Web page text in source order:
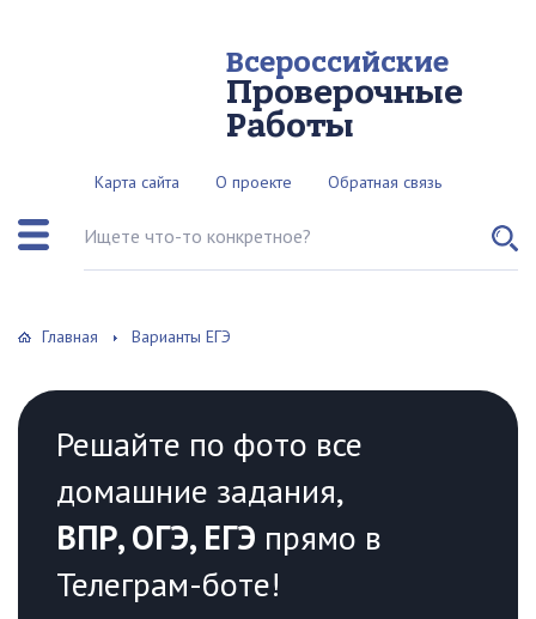
Всероссийские
Проверочные
Работы
Карта сайта О проекте Обратная связь
Поиск по сайту
Главная Варианты ЕГЭ
Решайте по фото все
домашние задания,
ВПР, ОГЭ, ЕГЭ прямо в
Телеграм-боте!